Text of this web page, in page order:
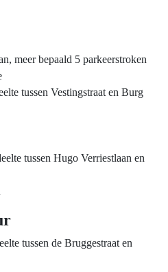
meer bepaald 5 parkeerstroken
tussen Vestingstraat en Burg
tussen Hugo Verriestlaan en
tussen de Bruggestraat en